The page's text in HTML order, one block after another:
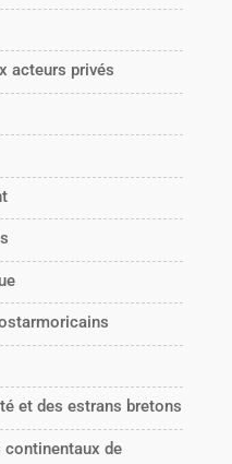
acteurs privés
et des estrans bretons
continentaux de